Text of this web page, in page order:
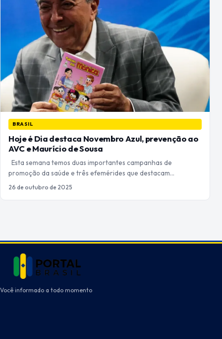
BRASIL
Hoje é Dia destaca Novembro Azul, prevenção ao
AVC e Maurício de Sousa
Esta semana temos duas importantes campanhas de
promoção da saúde e três efemérides que destacam…
26 de outubro de 2025
Você informado a todo momento